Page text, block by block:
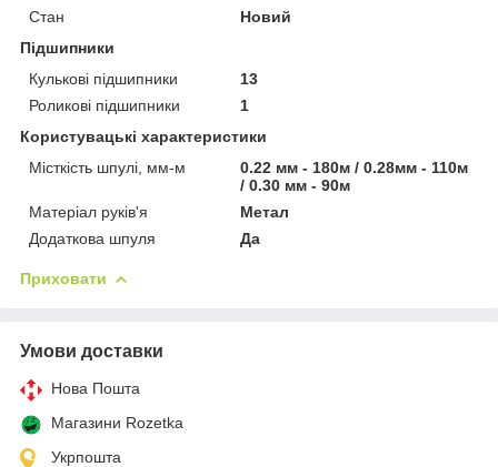
Стан
Новий
Підшипники
Кулькові підшипники
13
Роликові підшипники
1
Користувацькі характеристики
Місткість шпулі, мм-м
0.22 мм - 180м / 0.28мм - 110м
/ 0.30 мм - 90м
Матеріал руків'я
Метал
Додаткова шпуля
Да
Приховати
Умови доставки
Нова Пошта
Магазини Rozetka
Укрпошта